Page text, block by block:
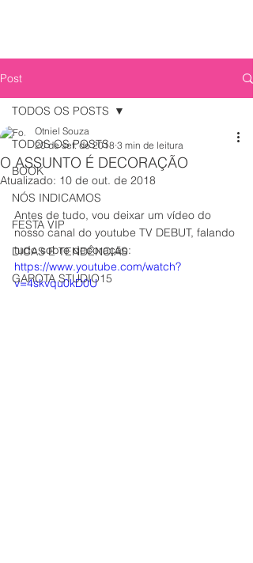
Post
TODOS OS POSTS
BOOK
NÓS INDICAMOS
FESTA VIP
DICAS E TENDÊNCIAS
GAROTA STUDIO15
TODOS OS POSTS
O ASSUNTO É DECORAÇÃO
Otniel Souza
20 de set. de 2018 3 min de leitura
Atualizado: 10 de out. de 2018
Antes de tudo, vou deixar um vídeo do
nosso canal do youtube TV DEBUT, falando
tudo sobre decoração:
https://www.youtube.com/watch?
v=4skvqu0kD0U